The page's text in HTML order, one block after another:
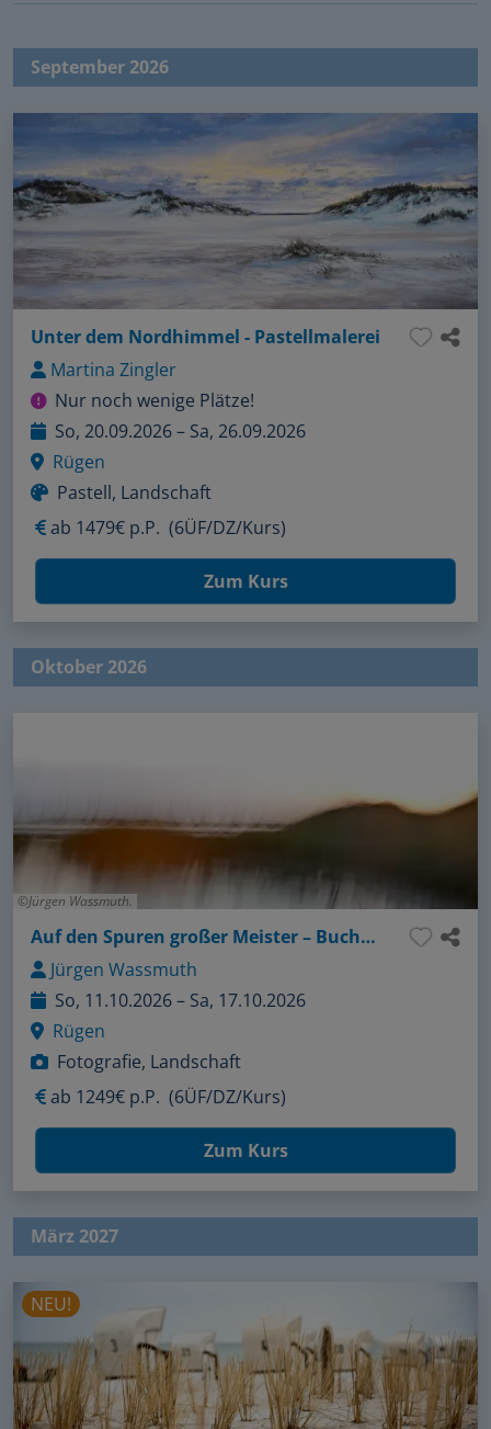
September 2026
Unter dem Nordhimmel - Pastellmalerei
Martina Zingler
Nur noch wenige Plätze!
So, 20.09.2026 – Sa, 26.09.2026
Rügen
Pastell, Landschaft
ab 1479€ p.P. (6ÜF/DZ/Kurs)
Zum Kurs
Oktober 2026
Jürgen Wassmuth.
Auf den Spuren großer Meister – Buchenwald und Kreideküste
Jürgen Wassmuth
So, 11.10.2026 – Sa, 17.10.2026
Rügen
Fotografie, Landschaft
ab 1249€ p.P. (6ÜF/DZ/Kurs)
Zum Kurs
März 2027
NEU!